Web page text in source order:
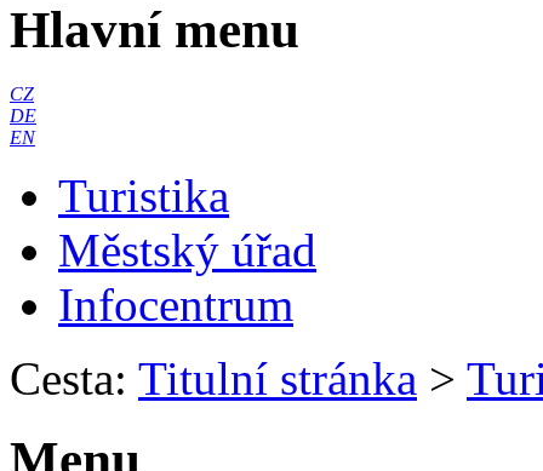
Hlavní menu
CZ
DE
EN
Turistika
Městský úřad
Infocentrum
Cesta: Titulní stránka >